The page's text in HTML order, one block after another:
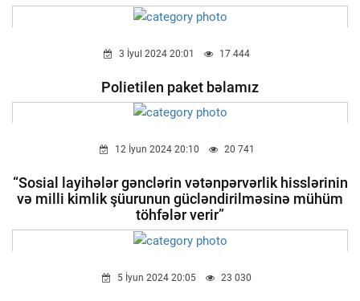
3 İyul 2024 20:01 17 444
Polietilen paket bəlamız
12 İyun 2024 20:10 20 741
“Sosial layihələr gənclərin vətənpərvərlik hisslərinin
və milli kimlik şüurunun gücləndirilməsinə mühüm
töhfələr verir”
5 İyun 2024 20:05 23 030